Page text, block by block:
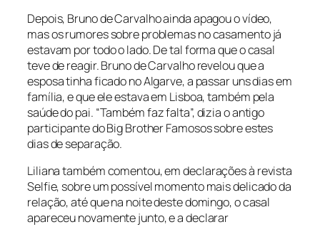
Depois, Bruno de Carvalho ainda apagou o vídeo,
mas os rumores sobre problemas no casamento já
estavam por todo o lado. De tal forma que o casal
teve de reagir. Bruno de Carvalho revelou que a
esposa tinha ficado no Algarve, a passar uns dias em
família, e que ele estava em Lisboa, também pela
saúde do pai. “Também faz falta”, dizia o antigo
participante do Big Brother Famosos sobre estes
dias de separação.
Liliana também comentou, em declarações à revista
Selfie, sobre um possível momento mais delicado da
relação, até que na noite deste domingo, o casal
apareceu novamente junto, e a declarar